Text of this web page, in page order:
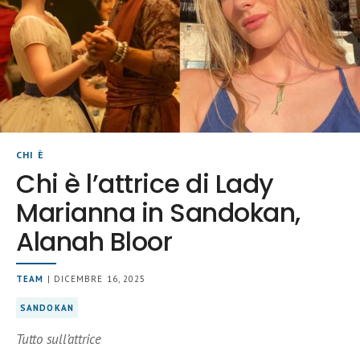
CHI È
Chi è l’attrice di Lady
Marianna in Sandokan,
Alanah Bloor
TEAM | DICEMBRE 16, 2025
SANDOKAN
Tutto sull’attrice